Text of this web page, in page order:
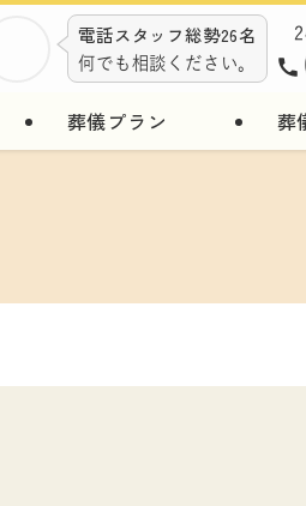
葬儀プラン 葬
電話スタッフ総勢26名
何でも相談ください。